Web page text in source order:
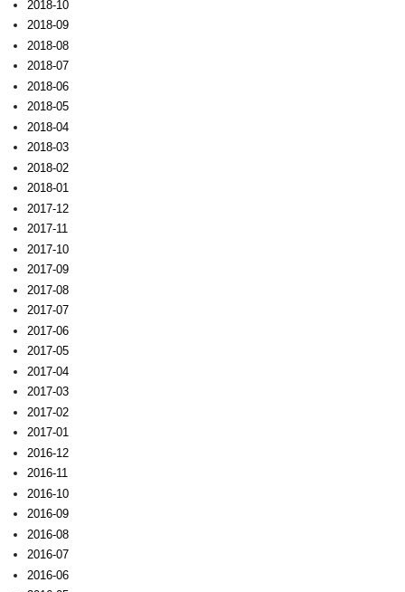
2018-10
2018-09
2018-08
2018-07
2018-06
2018-05
2018-04
2018-03
2018-02
2018-01
2017-12
2017-11
2017-10
2017-09
2017-08
2017-07
2017-06
2017-05
2017-04
2017-03
2017-02
2017-01
2016-12
2016-11
2016-10
2016-09
2016-08
2016-07
2016-06